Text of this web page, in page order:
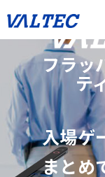
フラッ
テ
入場ゲ
まとめ